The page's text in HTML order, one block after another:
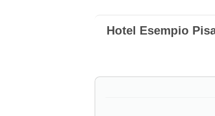
Hotel Esempio